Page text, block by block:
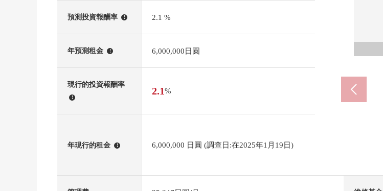
預測投資報酬率 ! 2.1 %
年預測租金 ! 6,000,000日圆
現行的投資報酬率
!
2.1%
年現行的租金 ! 6,000,000 日圓 (調查日:在2025年1月19日)